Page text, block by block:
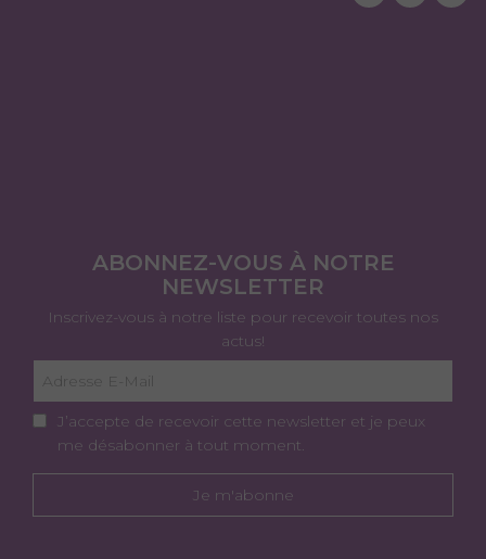
ABONNEZ-VOUS À NOTRE
NEWSLETTER
Inscrivez-vous à notre liste pour recevoir toutes nos
actus!
J’accepte de recevoir cette newsletter et je peux
me désabonner à tout moment.
Je m'abonne